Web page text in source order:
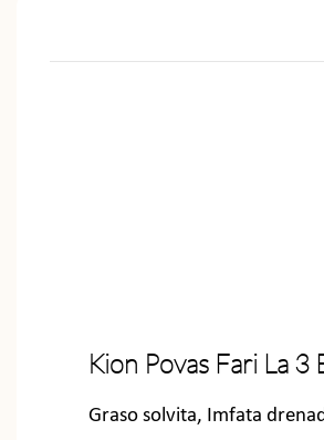
Kion Povas Fari La 3
Graso solvita, Imfata